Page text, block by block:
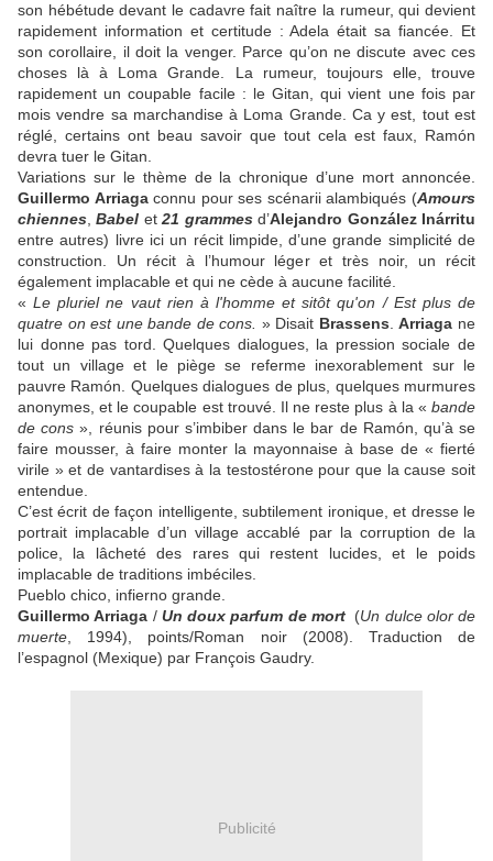
son hébétude devant le cadavre fait naître la rumeur, qui devient
rapidement information et certitude : Adela était sa fiancée. Et
son corollaire, il doit la venger. Parce qu’on ne discute avec ces
choses là à Loma Grande. La rumeur, toujours elle, trouve
rapidement un coupable facile : le Gitan, qui vient une fois par
mois vendre sa marchandise à Loma Grande. Ca y est, tout est
réglé, certains ont beau savoir que tout cela est faux, Ramón
devra tuer le Gitan.
Variations sur le thème de la chronique d’une mort annoncée.
Guillermo Arriagaconnu pour ses scénarii alambiqués (Amours
chiennes ,Babel et21 grammesd’Alejandro González Inárritu
entre autres) livre ici un récit limpide, d’une grande simplicité de
construction. Un récit à l’humour léger et très noir, un récit
également implacable et qui ne cède à aucune facilité.
«Le pluriel ne vaut rien à l'homme et sitôt qu'on / Est plus de
quatre on est une bande de cons. » Disait Brassens .Arriaga ne
lui donne pas tord. Quelques dialogues, la pression sociale de
tout un village et le piège se referme inexorablement sur le
pauvre Ramón. Quelques dialogues de plus, quelques murmures
anonymes, et le coupable est trouvé. Il ne reste plus à la « bande
de cons », réunis pour s’imbiber dans le bar de Ramón, qu’à se
faire mousser, à faire monter la mayonnaise à base de « fierté
virile » et de vantardises à la testostérone pour que la cause soit
entendue.
C’est écrit de façon intelligente, subtilement ironique, et dresse le
portrait implacable d’un village accablé par la corruption de la
police, la lâcheté des rares qui restent lucides, et le poids
implacable de traditions imbéciles.
Pueblo chico, infierno grande.
Guillermo Arriaga / Un doux parfum de mort (Un dulce olor de
muerte , 1994), points/Roman noir (2008). Traduction de
l’espagnol (Mexique) par François Gaudry.
Publicité